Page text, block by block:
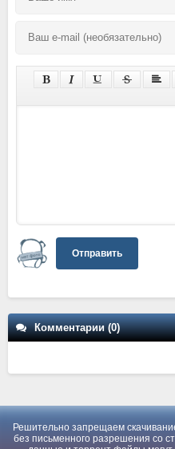
Отправить
Комментарии (0)
Решительно запрещаем
без письменного разрешения со